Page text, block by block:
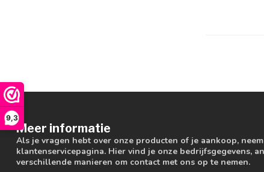
9,3
Meer informatie
Als je vragen hebt over onze producten of je aankoop,
klantenservicepagina. Hier vind je onze bedrijfsgegevens,
verschillende manieren om contact met ons op te nemen.